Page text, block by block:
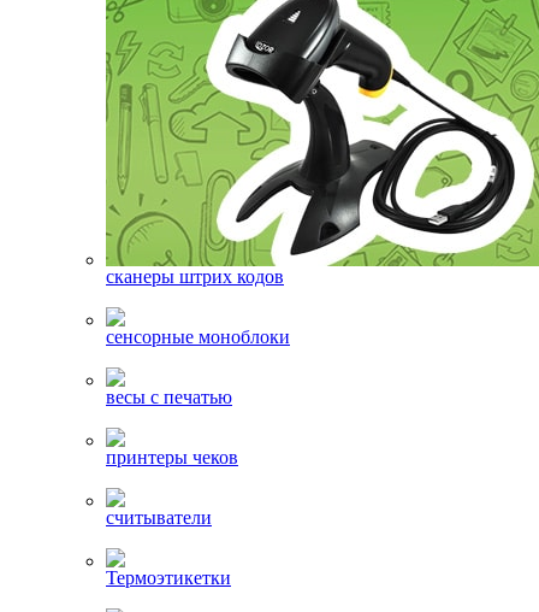
сканеры штрих кодов
сенсорные моноблоки
весы с печатью
принтеры чеков
считыватели
Термоэтикетки